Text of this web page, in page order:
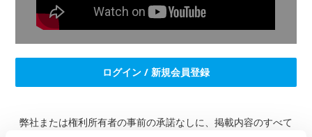
ログイン / 新規会員登録
弊社または権利所有者の事前の承諾なしに、掲載内容のすべて